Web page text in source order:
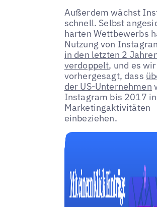
Außerdem wächst
schnell. Selbst
harten Wettbewerbs
Nutzung von
in den letzten 2
verdoppelt, und es
vorhergesagt, dass
der US-Unternehmen
Instagram bis 2017
Marketingaktivitäten
einbeziehen.